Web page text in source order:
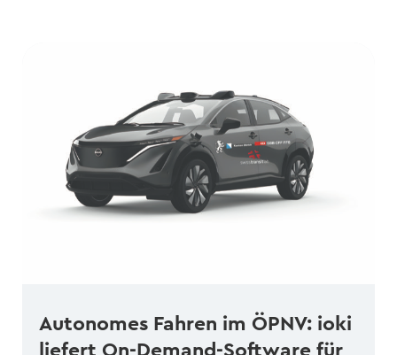
Autonomes Fahren im ÖPNV: ioki
liefert On-Demand-Software für